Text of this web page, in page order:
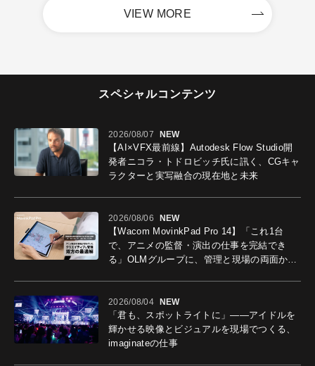
VIEW MORE
スペシャルコンテンツ
2026/08/07 NEW
【AI×VFX最前線】Autodesk Flow Studio開
発者ニコラ・トドロビッチ氏に訊く、CGキャ
ラクターと実写融合の現在地と未来
2026/08/06 NEW
【Wacom MovinkPad Pro 14】「これ1台
で、アニメの監督・演出の仕事を完結でき
る」OLMグループに、管理と現場の両面から
2026/08/04 NEW
「君も、スポットライトに」――アイドルを
輝かせる映像とビジュアルを現場でつくる、
imaginateの仕事